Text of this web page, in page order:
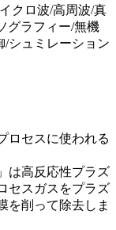
クロ波/高周波/真
グラフィー/無機
/シュミレーション
ロセスに使われる
は高反応性プラズ
セスガスをプラズ
を削って除去しま